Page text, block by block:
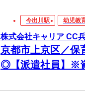
今出川駅 幼児教
株式会社キャリア CC
京都市上京区／保
◎【派遣社員】※